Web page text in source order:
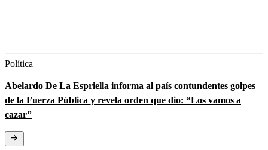
Política
Abelardo De La Espriella informa al país contundentes golpes
de la Fuerza Pública y revela orden que dio: “Los vamos a
cazar”